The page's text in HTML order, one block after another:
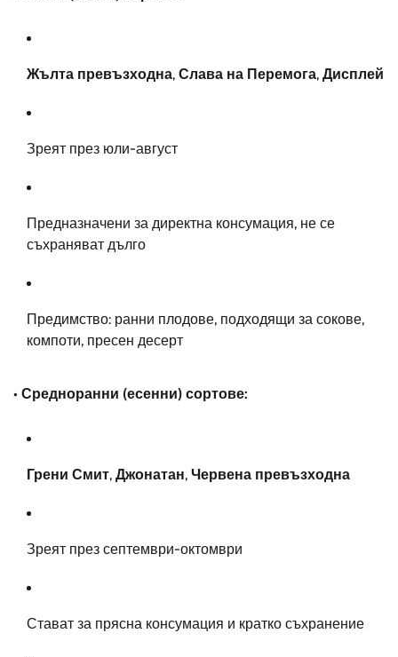
Жълта превъзходна, Слава на Перемога, Дисплей
Зреят през юли-август
Предназначени за директна консумация, не се
съхраняват дълго
Предимство: ранни плодове, подходящи за сокове,
компоти, пресен десерт
• Средноранни (есенни) сортове:
Грени Смит, Джонатан, Червена превъзходна
Зреят през септември-октомври
Стават за прясна консумация и кратко съхранение